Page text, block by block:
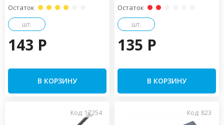
Остаток
шт.
143 P
В КОРЗИНУ
Остаток
шт.
135 P
В КОРЗИНУ
Код: 17254 Код: 823